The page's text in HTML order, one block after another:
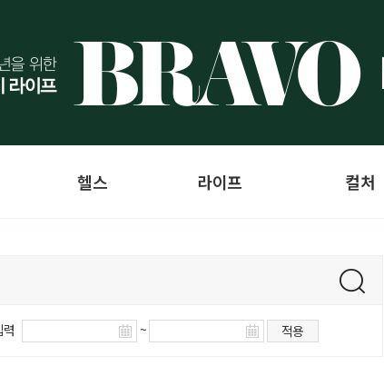
헬스 라이프 컬처
~ 적용